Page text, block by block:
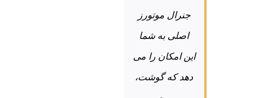
جنرال موتورز
اصلی به شما
این امکان را می
دهد که گوشت،